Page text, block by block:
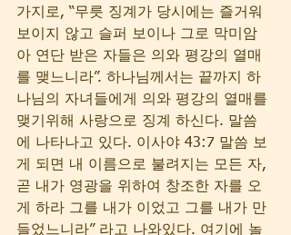
가지로, “무릇 징계가 당시에는 즐거워
보이지 않고 슬퍼 보이나 그로 막미암
아 연단 받은 자들은 의와 평강의 열매
를 맺느니라”. 하나님께서는 끝까지 하
나님의 자녀들에게 의와 평강의 열매를
맺기위해 사랑으로 징계 하신다. 말씀
에 나타나고 있다. 이사야 43:7 말씀 보
게 되면 내 이름으로 불려지는 모든 자,
곧 내가 영광을 위하여 창조한 자를 오
게 하라 그를 내가 이었고 그를 내가 만
들었느니라” 라고 나와있다. 여기에 놀